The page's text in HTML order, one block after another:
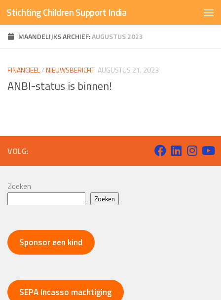
Doorgaan naar inhoud
Stichting Children Support India
MAANDELIJKS ARCHIEF:AUGUSTUS 2023
FINANCIEEL/NIEUWSBERICHT AUGUSTUS 21, 2023
ANBI-status is binnen!
VOLG:
Zoeken
Zoeken
Sponsor een kind
SEPA Incasso machtiging